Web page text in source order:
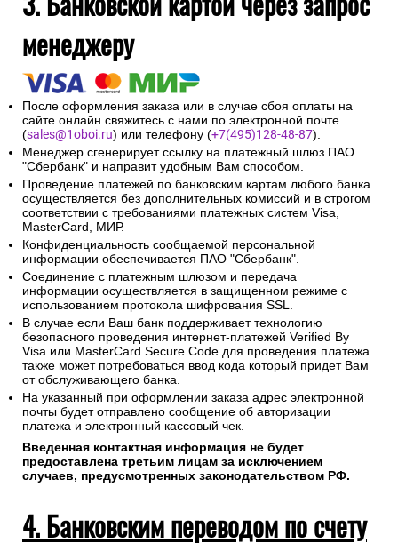
менеджеру
После оформления заказа или в случае сбоя оплаты на
сайте онлайн свяжитесь с нами по электронной почте
(sales@1oboi.ru) или телефону (+7(495)128-48-87).
Менеджер сгенерирует ссылку на платежный шлюз ПАО
"Сбербанк" и направит удобным Вам способом.
Проведение платежей по банковским картам любого банка
осуществляется без дополнительных комиссий и в строгом
соответствии с требованиями платежных систем Visa,
MasterCard, МИР.
Конфиденциальность сообщаемой персональной
информации обеспечивается ПАО "Сбербанк".
Соединение с платежным шлюзом и передача
информации осуществляется в защищенном режиме с
использованием протокола шифрования SSL.
В случае если Ваш банк поддерживает технологию
безопасного проведения интернет-платежей Verified By
Visa или MasterCard Secure Code для проведения платежа
также может потребоваться ввод кода который придет Вам
от обслуживающего банка.
На указанный при оформлении заказа адрес электронной
почты будет отправлено сообщение об авторизации
платежа и электронный кассовый чек.
Введенная контактная информация не будет
предоставлена третьим лицам за исключением
случаев, предусмотренных законодательством РФ.
4. Банковским переводом по счету